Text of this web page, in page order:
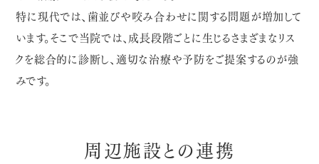
特に現代では、歯並びや咬み合わせに関する問題が増加して
います。そこで当院では、成長段階ごとに生じるさまざまなリス
クを総合的に診断し、適切な治療や予防をご提案するのが強
みです。
周辺施設との連携